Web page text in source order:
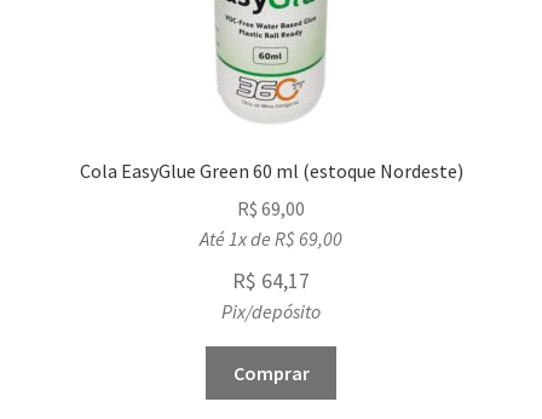
Cola EasyGlue Green 60 ml (estoque Nordeste)
R$ 69,00
Até 1x de R$69,00
R$ 64,17
Pix/depósito
Comprar